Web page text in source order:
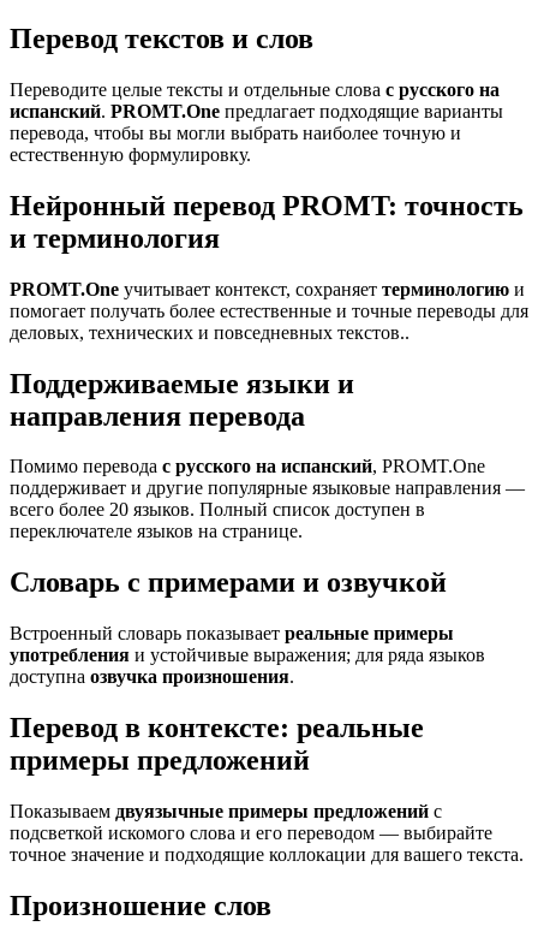
Перевод текстов и слов
Переводите целые тексты и отдельные слова с русского на
испанский. PROMT.One предлагает подходящие варианты
перевода, чтобы вы могли выбрать наиболее точную и
естественную формулировку.
Нейронный перевод PROMT: точность
и терминология
PROMT.One учитывает контекст, сохраняет терминологию и
помогает получать более естественные и точные переводы для
деловых, технических и повседневных текстов..
Поддерживаемые языки и
направления перевода
Помимо перевода с русского на испанский, PROMT.One
поддерживает и другие популярные языковые направления —
всего более 20 языков. Полный список доступен в
переключателе языков на странице.
Словарь с примерами и озвучкой
Встроенный словарь показывает реальные примеры
употребления и устойчивые выражения; для ряда языков
доступна озвучка произношения.
Перевод в контексте: реальные
примеры предложений
Показываем двуязычные примеры предложений с
подсветкой искомого слова и его переводом — выбирайте
точное значение и подходящие коллокации для вашего текста.
Произношение слов